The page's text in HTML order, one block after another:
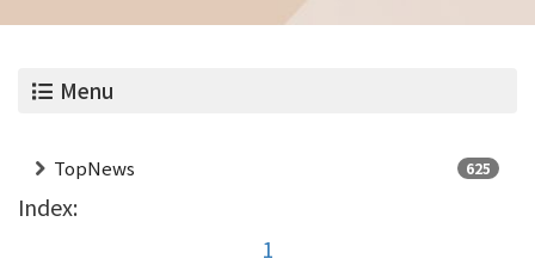
Menu
TopNews 625
Index:
1